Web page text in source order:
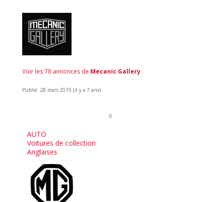
Voir les 78 annonces de Mecanic Gallery
Publié: 28 mars 2019 (il y a 7 ans)
0
AUTO
Voitures de collection
Anglaises